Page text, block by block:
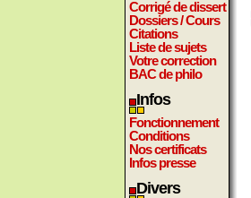
Corrigé de dissert
Dossiers / Cours
Citations
Liste de sujets
Votre correction
BAC de philo
Infos
Fonctionnement
Conditions
Nos certificats
Infos presse
Divers